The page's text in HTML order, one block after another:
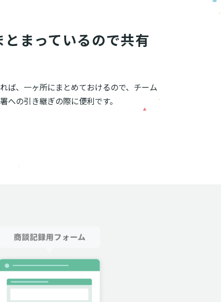
まっているので共有
ば、一ヶ所にまとめておけるので、チーム
への引き継ぎの際に便利です。